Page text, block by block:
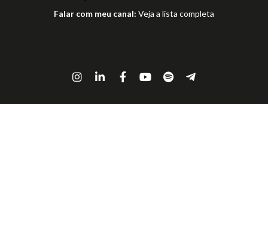
Falar com meu canal: Veja a lista completa